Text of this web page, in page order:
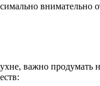
внимательно
важно